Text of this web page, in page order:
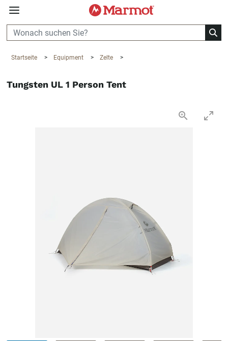
360°
Startseite > Equipment > Zelte >
Tungsten UL 1 Person Tent